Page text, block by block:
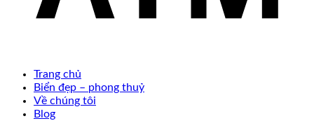
Trang chủ
Biển đẹp – phong thuỷ
Về chúng tôi
Blog